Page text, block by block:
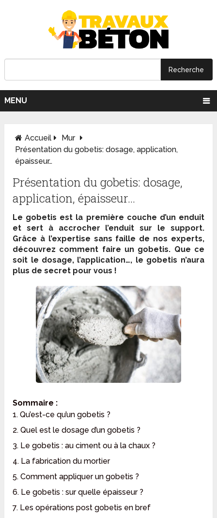
MENU
Accueil
Mur
Présentation du gobetis: dosage, application,
épaisseur…
Présentation du gobetis: dosage,
application, épaisseur…
Le gobetis est la première couche d’un enduit
et sert à accrocher l’enduit sur le support.
Grâce à l’expertise sans faille de nos experts,
découvrez comment faire un gobetis. Que ce
soit le dosage, l’application…, le gobetis n’aura
plus de secret pour vous !
Sommaire :
1. Qu’est-ce qu’un gobetis ?
2. Quel est le dosage d’un gobetis ?
3. Le gobetis : au ciment ou à la chaux ?
4. La fabrication du mortier
5. Comment appliquer un gobetis ?
6. Le gobetis : sur quelle épaisseur ?
7. Les opérations post gobetis en bref